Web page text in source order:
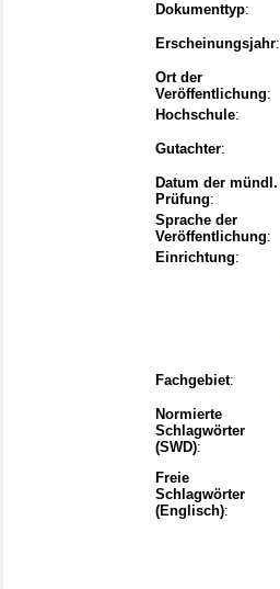
Dokumenttyp:
Erscheinungsjahr:
Ort der
Veröffentlichung:
Hochschule:
Gutachter:
Datum der mündl.
Prüfung:
Sprache der
Veröffentlichung:
Einrichtung:
Fachgebiet:
Normierte
Schlagwörter
(SWD):
Freie
Schlagwörter
(Englisch):